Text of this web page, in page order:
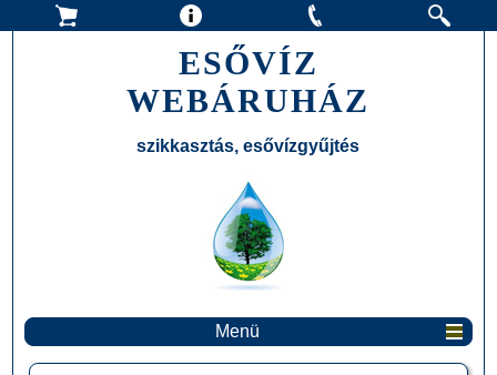
ESŐVÍZ
WEBÁRUHÁZ
szikkasztás, esővízgyűjtés
Menü